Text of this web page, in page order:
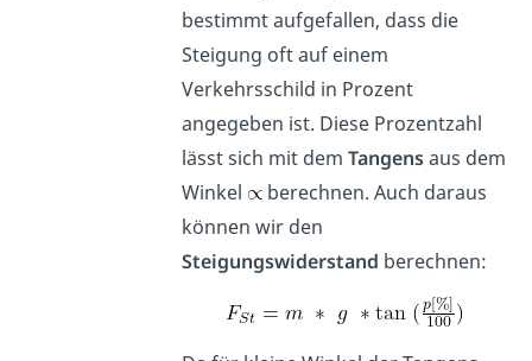
bestimmt aufgefallen, dass die
Steigung oft auf einem
Verkehrsschild in Prozent
angegeben ist. Diese Prozentzahl
lässt sich mit dem Tangensaus dem
Winkel
berechnen. Auch daraus
können wir den
Steigungswiderstand berechnen: